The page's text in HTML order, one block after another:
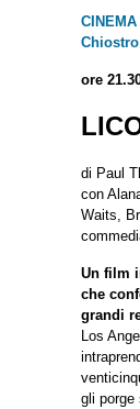
ore
di Paul
con
Waits,
Un film
che
grandi
Los
gli porge